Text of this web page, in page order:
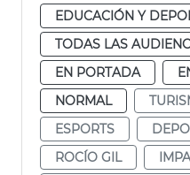
EDUCACIÓN Y
TODAS LAS
EN PORTADA
NORMAL
ESPORTS
ROCÍO GIL